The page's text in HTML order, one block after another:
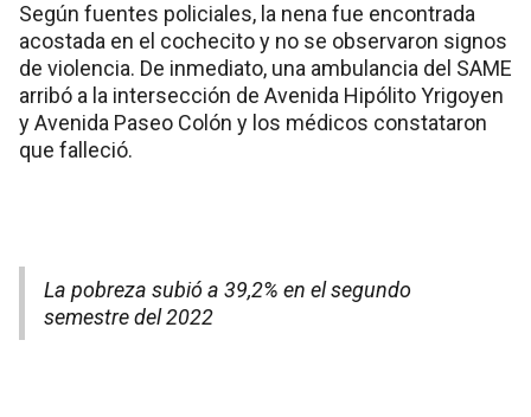
Según fuentes policiales, la nena fue encontrada
acostada en el cochecito y no se observaron signos
de violencia. De inmediato, una ambulancia del SAME
arribó a la intersección de Avenida Hipólito Yrigoyen
y Avenida Paseo Colón y los médicos constataron
que falleció.
La pobreza subió a 39,2% en el segundo
semestre del 2022